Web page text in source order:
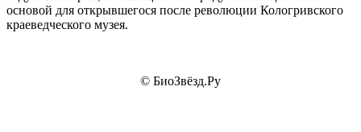
основой для открывшегося после революции Кологривского
краеведческого музея.
© БиоЗвёзд.Ру